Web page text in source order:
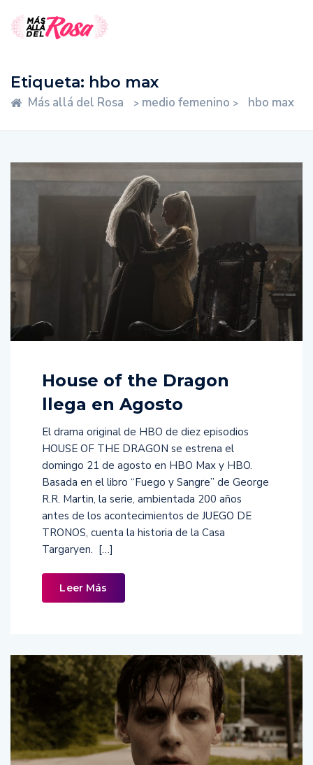
Etiqueta: hbo max
Más allá del Rosa > medio femenino > hbo max
House of the Dragon
llega en Agosto
El drama original de HBO de diez episodios
HOUSE OF THE DRAGON se estrena el
domingo 21 de agosto en HBO Max y HBO.
Basada en el libro “Fuego y Sangre” de George
R.R. Martin, la serie, ambientada 200 años
antes de los acontecimientos de JUEGO DE
TRONOS, cuenta la historia de la Casa
Targaryen. […]
Leer Más